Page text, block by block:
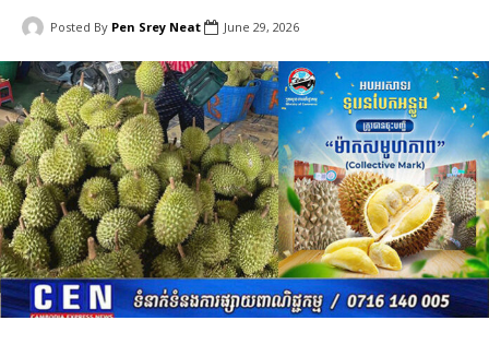
Posted By Pen Srey Neat June 29, 2026